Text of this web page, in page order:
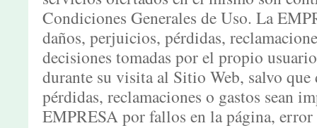
Condiciones Generales de Uso. La
daños, perjuicios, pérdidas,
decisiones tomadas por el propio
durante su visita al Sitio Web, salvo
pérdidas, reclamaciones o gastos sean
EMPRESA por fallos en la página,